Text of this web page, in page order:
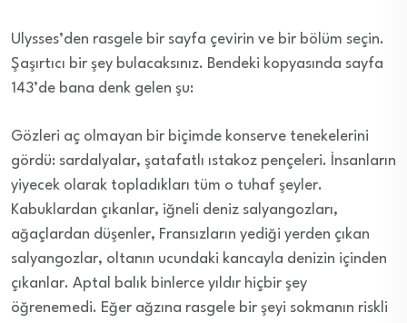
Ulysses’den rasgele bir sayfa çevirin ve bir bölüm seçin.
Şaşırtıcı bir şey bulacaksınız. Bendeki kopyasında sayfa
143’de bana denk gelen şu:
Gözleri aç olmayan bir biçimde konserve tenekelerini
gördü: sardalyalar, şatafatlı ıstakoz pençeleri. İnsanların
yiyecek olarak topladıkları tüm o tuhaf şeyler.
Kabuklardan çıkanlar, iğneli deniz salyangozları,
ağaçlardan düşenler, Fransızların yediği yerden çıkan
salyangozlar, oltanın ucundaki kancayla denizin içinden
çıkanlar. Aptal balık binlerce yıldır hiçbir şey
öğrenemedi. Eğer ağzına rasgele bir şeyi sokmanın riskli